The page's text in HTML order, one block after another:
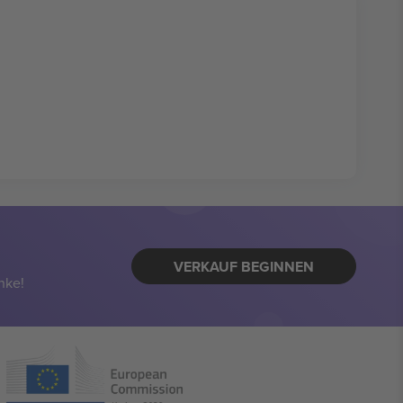
VERKAUF BEGINNEN